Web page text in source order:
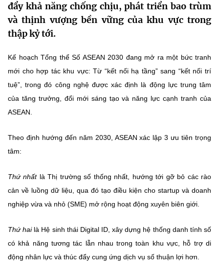
Sở Khoa học và Công nghệ
Chuyển đổi số
Bưu chính, Viễn thông
Sở hữu trí tuệ
Tiêu chuẩn, đo lường, chất lượng
Tin địa phương
Văn bản QPPL
Văn bản chỉ đạo điều hành
Lấy ý kiến người dân về dự thảo VBQPPL
MST IOFFICE
THỐNG KÊ
Khoa học và Công nghệ
Đổi mới sáng tạo
Chuyển đổi số
Sở hữu trí tuệ
Tiêu chuẩn, đo lường, chất lượng
Năng lượng nguyên tử
THƯ ĐIỆN TỬ
Khác
Videos
Infographic
Voice
Vietnamese English
đẩy khả năng chống chịu, phát triển bao trùm
và thịnh vượng bền vững của khu vực trong
thập kỷ tới.
Kế hoạch Tổng thể Số ASEAN 2030 đang mở ra một bức tranh
mới cho hợp tác khu vực: Từ “kết nối hạ tầng” sang “kết nối trí
tuệ”, trong đó công nghệ được xác định là động lực trung tâm
của tăng trưởng, đổi mới sáng tạo và năng lực cạnh tranh của
ASEAN.
Theo định hướng đến năm 2030, ASEAN xác lập 3 ưu tiên trọng
tâm:
Thứ nhất làThị trường số thống nhất , hướng tới gỡ bỏ các rào
cản về luồng dữ liệu, qua đó tạo điều kiện cho startup và doanh
nghiệp vừa và nhỏ (SME) mở rộng hoạt động xuyên biên giới.
Thứ hailà Hệ sinh thái Digital ID , xây dựng hệ thống danh tính số
có khả năng tương tác lẫn nhau trong toàn khu vực, hỗ trợ di
động nhân lực và thúc đẩy cung ứng dịch vụ số thuận lợi hơn.